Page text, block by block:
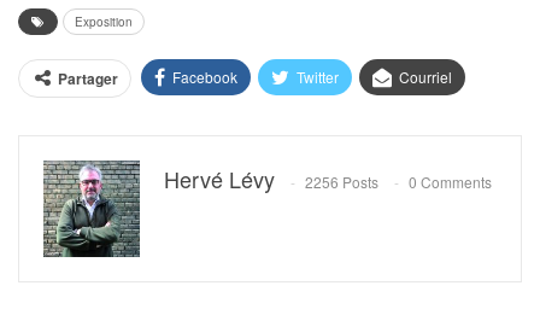
Exposition
Partager Facebook Twitter Courriel
Hervé Lévy 2256 Posts 0 Comments